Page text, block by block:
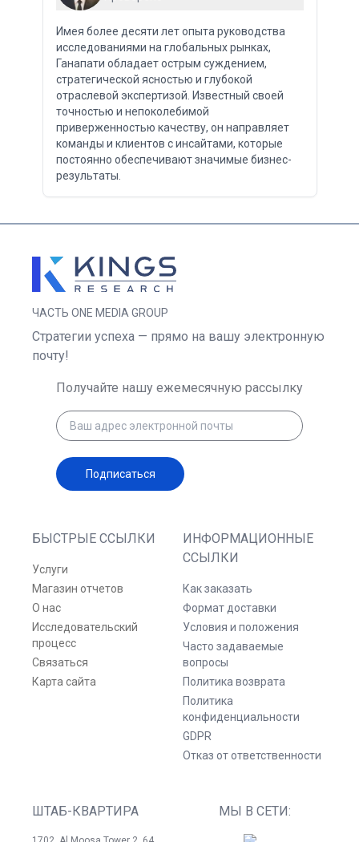
Имея более десяти лет опыта руководства
исследованиями на глобальных рынках,
Ганапати обладает острым суждением,
стратегической ясностью и глубокой
отраслевой экспертизой. Известный своей
точностью и непоколебимой
приверженностью качеству, он направляет
команды и клиентов с инсайтами, которые
постоянно обеспечивают значимые бизнес-
результаты.
ЧАСТЬ ONE MEDIA GROUP
БЫСТРЫЕ ССЫЛКИ
Услуги
Магазин отчетов
О нас
Исследовательский
процесс
Связаться
Карта сайта
ИНФОРМАЦИОННЫЕ
ССЫЛКИ
Как заказать
Формат доставки
Условия и положения
Часто задаваемые
вопросы
Политика возврата
Политика
конфиденциальности
GDPR
Отказ от ответственности
ШТАБ-КВАРТИРА МЫ В СЕТИ:
Стратегии успеха — прямо на вашу электронную
почту!
Получайте нашу ежемесячную рассылку
Подписаться